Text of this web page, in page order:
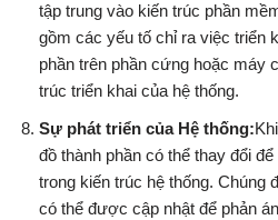
tập trung vào kiến trúc phần
gồm các yếu tố chỉ ra việc triển
phần trên phần cứng hoặc máy
trúc triển khai của hệ thống.
Sự phát triển của Hệ thống:
đồ thành phần có thể thay đổi
trong kiến trúc hệ thống. Chúng
có thể được cập nhật để phản